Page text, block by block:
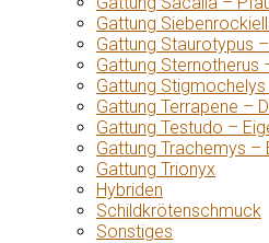
Gattung
Gattung Staurotypus
Gattung Sternotherus
Gattung
Gattung Terrapene –
Gattung Testudo –
Gattung Trachemys
Gattung Trionyx
Hybriden
Schildkrötenschmuck
Sonstiges